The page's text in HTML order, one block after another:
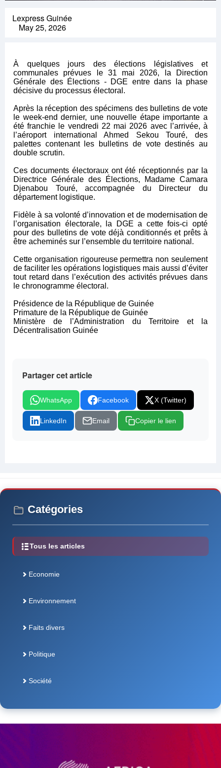
Lexpress Guinée
May 25, 2026
À quelques jours des élections législatives et
communales prévues le 31 mai 2026, la Direction
Générale des Élections - DGE entre dans la phase
décisive du processus électoral.
Après la réception des spécimens des bulletins de vote
le week-end dernier, une nouvelle étape importante a
été franchie le vendredi 22 mai 2026 avec l’arrivée, à
l’aéroport international Ahmed Sekou Touré, des
palettes contenant les bulletins de vote destinés au
double scrutin.
Ces documents électoraux ont été réceptionnés par la
Directrice Générale des Élections, Madame Camara
Djenabou Touré, accompagnée du Directeur du
département logistique.
Fidèle à sa volonté d’innovation et de modernisation de
l’organisation électorale, la DGE a cette fois-ci opté
pour des bulletins de vote déjà conditionnés et prêts à
être acheminés sur l’ensemble du territoire national.
Cette organisation rigoureuse permettra non seulement
de faciliter les opérations logistiques mais aussi d’éviter
tout retard dans l’exécution des activités prévues dans
le chronogramme électoral.
Présidence de la République de Guinée
Primature de la République de Guinée
Ministère de l’Administration du Territoire et la
Décentralisation Guinée
Partager cet article
WhatsApp Facebook X (Twitter)
LinkedIn Email Copier le lien
Catégories
Tous les articles
Economie
Environnement
Faits divers
Politique
Société